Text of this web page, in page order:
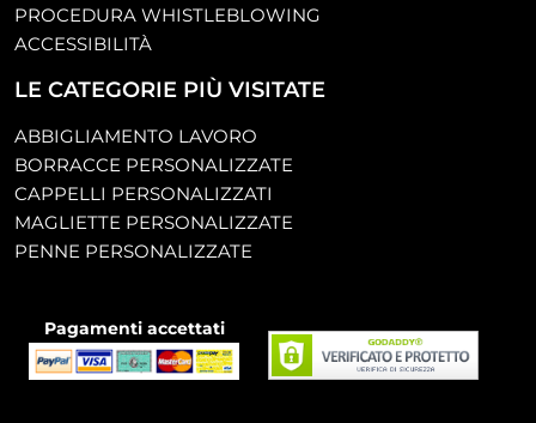
PROCEDURA WHISTLEBLOWING
ACCESSIBILITÀ
LE CATEGORIE PIÙ VISITATE
ABBIGLIAMENTO LAVORO
BORRACCE PERSONALIZZATE
CAPPELLI PERSONALIZZATI
MAGLIETTE PERSONALIZZATE
PENNE PERSONALIZZATE
Pagamenti accettati